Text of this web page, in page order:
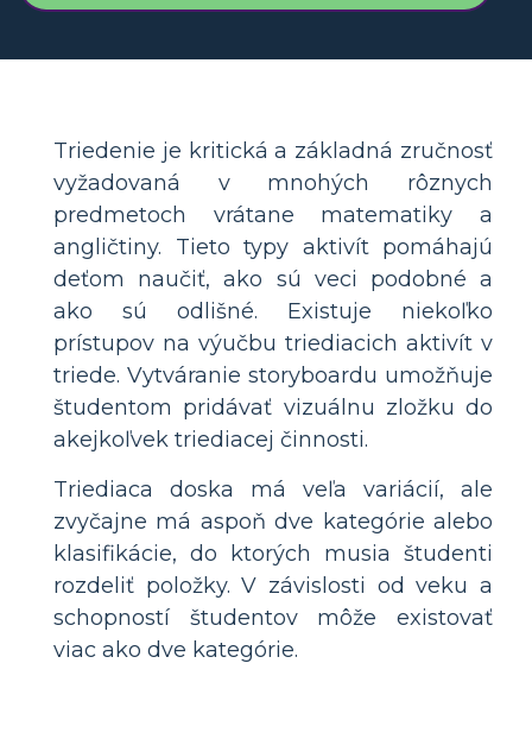
Triedenie je kritická a základná zručnosť
vyžadovaná v mnohých rôznych
predmetoch vrátane matematiky a
angličtiny. Tieto typy aktivít pomáhajú
deťom naučiť, ako sú veci podobné a
ako sú odlišné. Existuje niekoľko
prístupov na výučbu triediacich aktivít v
triede. Vytváranie storyboardu umožňuje
študentom pridávať vizuálnu zložku do
akejkoľvek triediacej činnosti.
Triediaca doska má veľa variácií, ale
zvyčajne má aspoň dve kategórie alebo
klasifikácie, do ktorých musia študenti
rozdeliť položky. V závislosti od veku a
schopností študentov môže existovať
viac ako dve kategórie.